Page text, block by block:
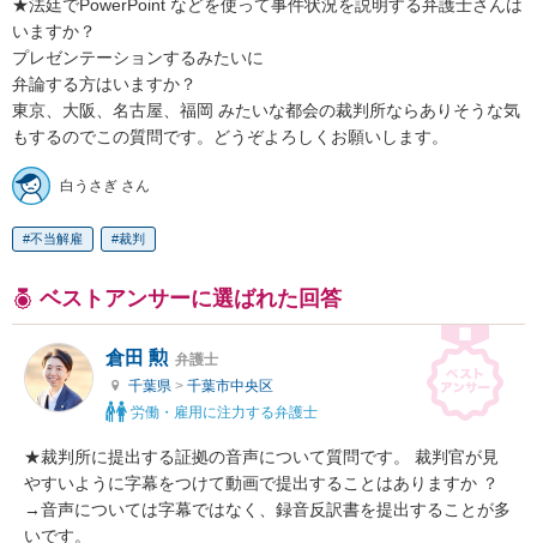
★法廷でPowerPoint などを使って事件状況を説明する弁護士さんは
いますか？
プレゼンテーションするみたいに
弁論する方はいますか？
東京、大阪、名古屋、福岡 みたいな都会の裁判所ならありそうな気
もするのでこの質問です。どうぞよろしくお願いします。
白うさぎ さん
不当解雇 裁判
ベストアンサーに選ばれた回答
倉田 勲 弁護士
千葉県 > 千葉市中央区
労働・雇用に注力する弁護士
★裁判所に提出する証拠の音声について質問です。 裁判官が見
やすいように字幕をつけて動画で提出することはありますか ？
→音声については字幕ではなく、録音反訳書を提出することが多
いです。